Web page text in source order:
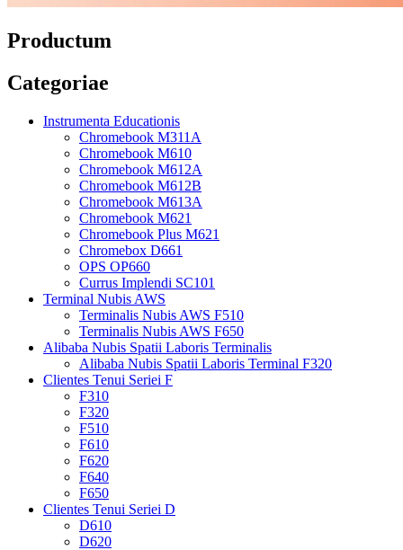
Productum
Categoriae
Instrumenta Educationis
Chromebook M311A
Chromebook M610
Chromebook M612A
Chromebook M612B
Chromebook M613A
Chromebook M621
Chromebook Plus M621
Chromebox D661
OPS OP660
Currus Implendi SC101
Terminal Nubis AWS
Terminalis Nubis AWS F510
Terminalis Nubis AWS F650
Alibaba Nubis Spatii Laboris Terminalis
Alibaba Nubis Spatii Laboris Terminal F320
Clientes Tenui Seriei F
F310
F320
F510
F610
F620
F640
F650
Clientes Tenui Seriei D
D610
D620